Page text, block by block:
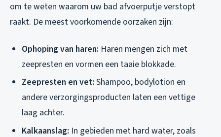
om te weten waarom uw bad afvoerputje verstopt
raakt. De meest voorkomende oorzaken zijn:
Ophoping van haren: Haren mengen zich met
zeepresten en vormen een taaie blokkade.
Zeepresten en vet: Shampoo, bodylotion en
andere verzorgingsproducten laten een vettige
laag achter.
Kalkaanslag: In gebieden met hard water, zoals